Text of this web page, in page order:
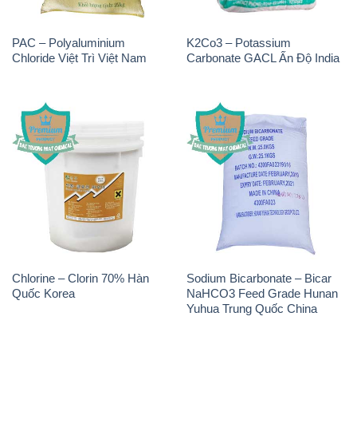
PAC – Polyaluminium
Chloride Việt Trì Việt Nam
K2Co3 – Potassium
Carbonate GACL Ấn Độ India
Chlorine – Clorin 70% Hàn
Quốc Korea
Sodium Bicarbonate – Bicar
NaHCO3 Feed Grade Hunan
Yuhua Trung Quốc China